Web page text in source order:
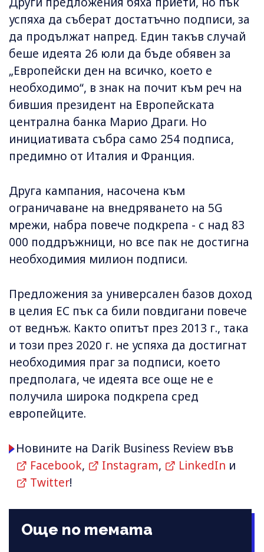
успяха да съберат достатъчно подписи, за
да продължат напред. Един такъв случай
беше идеята 26 юли да бъде обявен за
„Европейски ден на всичко, което е
необходимо“, в знак на почит към реч на
бившия президент на Европейската
централна банка Марио Драги. Но
инициативата събра само 254 подписа,
предимно от Италия и Франция.
Друга кампания, насочена към
ограничаване на внедряването на 5G
мрежи, набра повече подкрепа - с над 83
000 поддръжници, но все пак не достигна
необходимия милион подписи.
Предложения за универсален базов доход
в целия ЕС пък са били повдигани повече
от веднъж. Както опитът през 2013 г., така
и този през 2020 г. не успяха да достигнат
необходимия праг за подписи, което
предполага, че идеята все още не е
получила широка подкрепа сред
европейците.
Новините на Darik Business Review във
Facebook, Instagram, LinkedIn и
Twitter!
Още по темата